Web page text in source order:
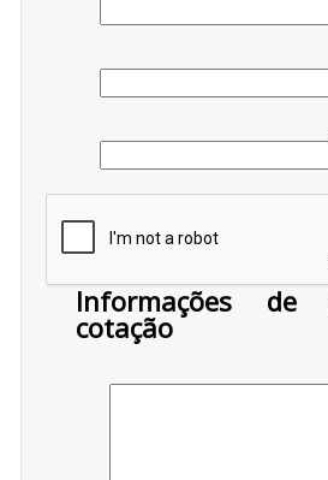
Informações
cotação